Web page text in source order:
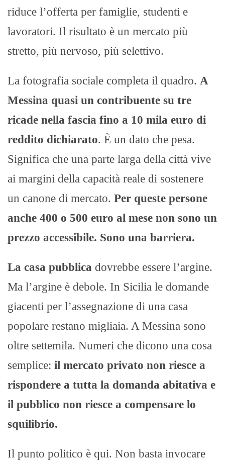
riduce l’offerta per famiglie, studenti e
lavoratori. Il risultato è un mercato più
stretto, più nervoso, più selettivo.
La fotografia sociale completa il quadro. A
Messina quasi un contribuente su tre
ricade nella fascia fino a 10 mila euro di
reddito dichiarato. È un dato che pesa.
Significa che una parte larga della città vive
ai margini della capacità reale di sostenere
un canone di mercato. Per queste persone
anche 400 o 500 euro al mese non sono un
prezzo accessibile. Sono una barriera.
La casa pubblica dovrebbe essere l’argine.
Ma l’argine è debole. In Sicilia le domande
giacenti per l’assegnazione di una casa
popolare restano migliaia. A Messina sono
oltre settemila. Numeri che dicono una cosa
semplice: il mercato privato non riesce a
rispondere a tutta la domanda abitativa e
il pubblico non riesce a compensare lo
squilibrio.
Il punto politico è qui. Non basta invocare